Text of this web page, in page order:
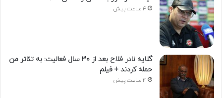
4 ساعت پیش
گلایه نادر فلاح بعد از ۳۰ سال فعالیت: به تئاتر من
حمله کردند + فیلم
4 ساعت پیش